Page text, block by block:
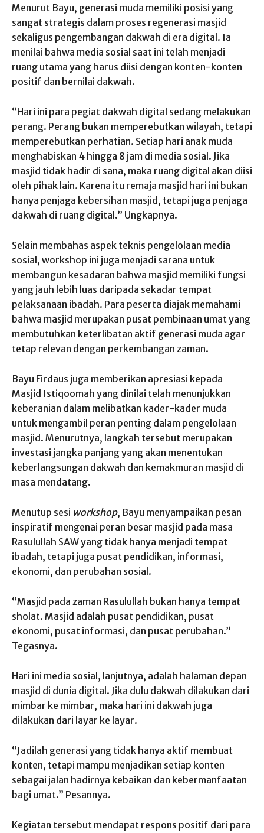
Menurut Bayu, generasi muda memiliki posisi yang
sangat strategis dalam proses regenerasi masjid
sekaligus pengembangan dakwah di era digital. Ia
menilai bahwa media sosial saat ini telah menjadi
ruang utama yang harus diisi dengan konten-konten
positif dan bernilai dakwah.
“Hari ini para pegiat dakwah digital sedang melakukan
perang. Perang bukan memperebutkan wilayah, tetapi
memperebutkan perhatian. Setiap hari anak muda
menghabiskan 4 hingga 8 jam di media sosial. Jika
masjid tidak hadir di sana, maka ruang digital akan diisi
oleh pihak lain. Karena itu remaja masjid hari ini bukan
hanya penjaga kebersihan masjid, tetapi juga penjaga
dakwah di ruang digital.” Ungkapnya.
Selain membahas aspek teknis pengelolaan media
sosial, workshop ini juga menjadi sarana untuk
membangun kesadaran bahwa masjid memiliki fungsi
yang jauh lebih luas daripada sekadar tempat
pelaksanaan ibadah. Para peserta diajak memahami
bahwa masjid merupakan pusat pembinaan umat yang
membutuhkan keterlibatan aktif generasi muda agar
tetap relevan dengan perkembangan zaman.
Bayu Firdaus juga memberikan apresiasi kepada
Masjid Istiqoomah yang dinilai telah menunjukkan
keberanian dalam melibatkan kader-kader muda
untuk mengambil peran penting dalam pengelolaan
masjid. Menurutnya, langkah tersebut merupakan
investasi jangka panjang yang akan menentukan
keberlangsungan dakwah dan kemakmuran masjid di
masa mendatang.
Menutup sesi workshop, Bayu menyampaikan pesan
inspiratif mengenai peran besar masjid pada masa
Rasulullah SAW yang tidak hanya menjadi tempat
ibadah, tetapi juga pusat pendidikan, informasi,
ekonomi, dan perubahan sosial.
“Masjid pada zaman Rasulullah bukan hanya tempat
sholat. Masjid adalah pusat pendidikan, pusat
ekonomi, pusat informasi, dan pusat perubahan.”
Tegasnya.
Hari ini media sosial, lanjutnya, adalah halaman depan
masjid di dunia digital. Jika dulu dakwah dilakukan dari
mimbar ke mimbar, maka hari ini dakwah juga
dilakukan dari layar ke layar.
“Jadilah generasi yang tidak hanya aktif membuat
konten, tetapi mampu menjadikan setiap konten
sebagai jalan hadirnya kebaikan dan kebermanfaatan
bagi umat.” Pesannya.
Kegiatan tersebut mendapat respons positif dari para